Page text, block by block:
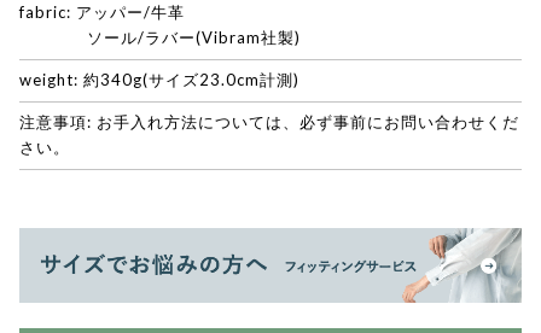
fabric: アッパー/牛革
ソール/ラバー(Vibram社製)
weight: 約340g(サイズ23.0cm計測)
注意事項: お手入れ方法については、必ず事前にお問い合わせくだ
さい。